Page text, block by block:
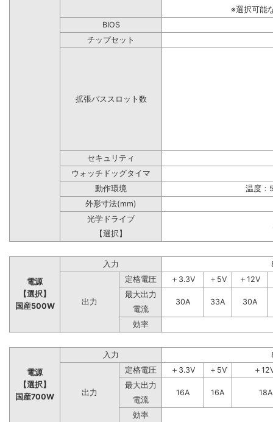
※選択可能
BIOS
チップセット
拡張バススロット数
セキュリティ
ウォッチドッグタイマ
動作環境
温度：
外形寸法(mm)
光学ドライブ
【選択】
電源
【選択】
国産500W
入力
出力
定格電圧 ＋3.3V ＋5V
＋12V
最大出力
30A
33A
30A
電流
効率
電源
【選択】
国産700W
入力
出力
定格電圧 ＋3.3V ＋5V
＋
最大出力
16A
16A
18A
電流
効率